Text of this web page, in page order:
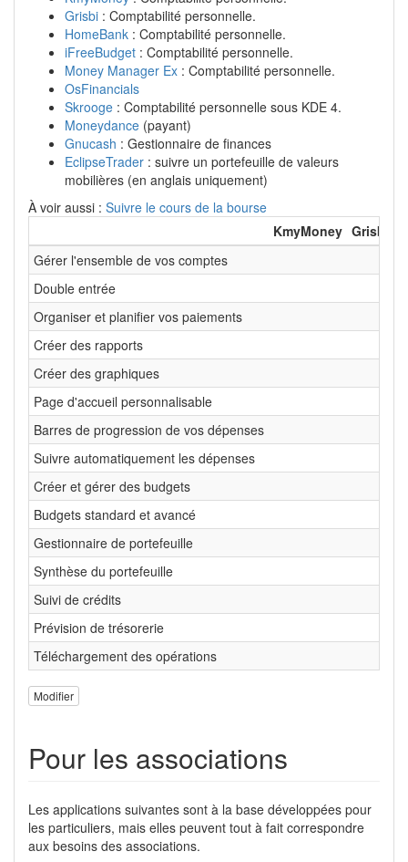
Grisbi : Comptabilité personnelle.
HomeBank : Comptabilité personnelle.
iFreeBudget : Comptabilité personnelle.
Money Manager Ex : Comptabilité personnelle.
OsFinancials
Skrooge : Comptabilité personnelle sous KDE 4.
Moneydance (payant)
Gnucash : Gestionnaire de finances
EclipseTrader : suivre un portefeuille de valeurs
mobilières (en anglais uniquement)
À voir aussi : Suivre le cours de la bourse
KmyMoney Grisbi
Gérer l'ensemble de vos comptes
Double entrée
Organiser et planifier vos paiements
Créer des rapports
Créer des graphiques
Page d'accueil personnalisable
Barres de progression de vos dépenses
Suivre automatiquement les dépenses
Créer et gérer des budgets
Budgets standard et avancé
Gestionnaire de portefeuille
Synthèse du portefeuille
Suivi de crédits
Prévision de trésorerie
Téléchargement des opérations
Modifier
Pour les associations
Les applications suivantes sont à la base développées pour
les particuliers, mais elles peuvent tout à fait correspondre
aux besoins des associations.